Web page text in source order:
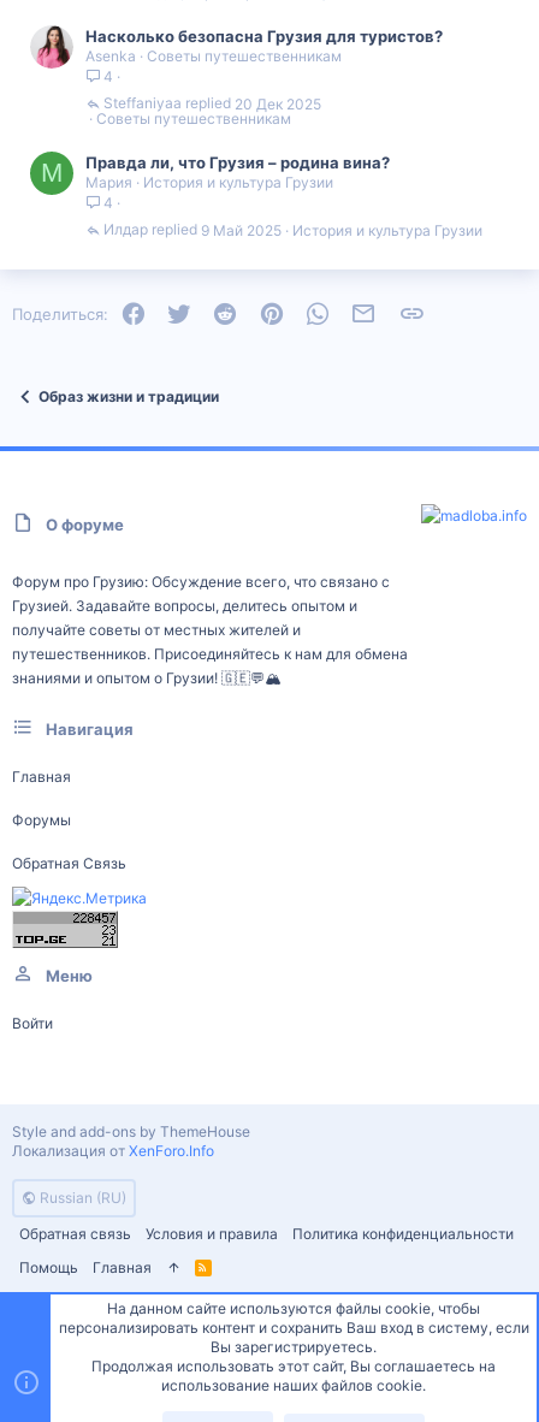
Насколько безопасна Грузия для туристов?
Asenka
Советы путешественникам
4
Советы путешественникам
20 Дек 2025
Steffaniyaa
М Правда ли, что Грузия – родина вина?
Мария
История и культура Грузии
4
История и культура Грузии
9 Май 2025
Илдар
Поделиться: FacebookTwitter Reddit PinterestWhatsAppЭлектронная почта
Образ жизни и традиции
О форуме
Форум про Грузию: Обсуждение всего, что связано с
Грузией. Задавайте вопросы, делитесь опытом и
получайте советы от местных жителей и
путешественников. Присоединяйтесь к нам для обмена
знаниями и опытом о Грузии! 🇬🇪💬🏔️
Навигация
Главная
Форумы
Обратная Связь
Меню
Войти
Russian (RU)
Обратная связь
Условия и правила
Политика конфиденциальности
Помощь
Главная
R
S
Style and add-ons by ThemeHouse
Локализация от XenForo.Info
СверхуСнизу
На данном сайте используются файлы cookie, чтобы
персонализировать контент и сохранить Ваш вход в систему, если
Вы зарегистрируетесь.
Продолжая использовать этот сайт, Вы соглашаетесь на
использование наших файлов cookie.